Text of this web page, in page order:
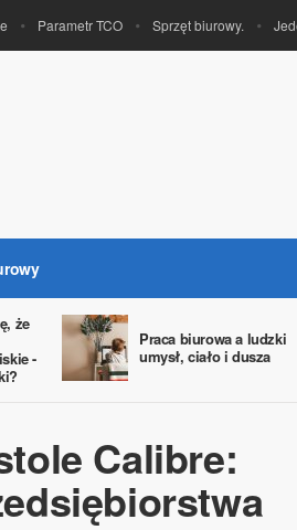
Parametr TCO Sprzęt biurowy. Jeden
że
-
Praca biurowa a ludzki
umysł, ciało i dusza
Calibre: